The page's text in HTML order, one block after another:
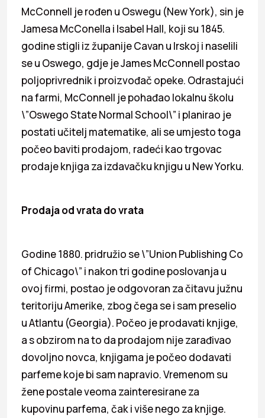
McConnell je rođen u Oswegu (New York), sin je
Jamesa McConella i Isabel Hall, koji su 1845.
godine stigli iz županije Cavan u Irskoj i naselili
se u Oswego, gdje je James McConnell postao
poljoprivrednik i proizvođač opeke. Odrastajući
na farmi, McConnell je pohađao lokalnu školu
\”Oswego State Normal School\” i planirao je
postati učitelj matematike, ali se umjesto toga
počeo baviti prodajom, radeći kao trgovac
prodaje knjiga za izdavačku knjigu u New Yorku.
Prodaja od vrata do vrata
Godine 1880. pridružio se \”Union Publishing Co
of Chicago\” i nakon tri godine poslovanja u
ovoj firmi, postao je odgovoran za čitavu južnu
teritoriju Amerike, zbog čega se i sam preselio
u Atlantu (Georgia). Počeo je prodavati knjige,
a s obzirom na to da prodajom nije zarađivao
dovoljno novca, knjigama je počeo dodavati
parfeme koje bi sam napravio. Vremenom su
žene postale veoma zainteresirane za
kupovinu parfema, čak i više nego za knjige.